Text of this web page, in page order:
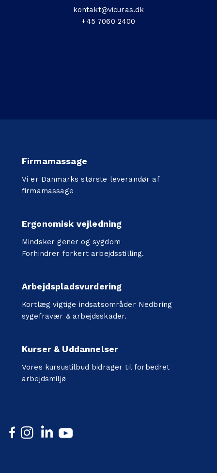
kontakt@vicuras.dk
+45 7060 2400
Firmamassage
Vi er Danmarks største leverandør af
firmamassage
Ergonomisk vejledning
Mindsker gener og sygdom
Forhindrer forkert arbejdsstilling.
Arbejdspladsvurdering
Kortlæg vigtige indsatsområder Nedbring
sygefravær & arbejdsskader.
Kurser & Uddannelser
Vores kursustilbud bidrager til forbedret
arbejdsmiljø